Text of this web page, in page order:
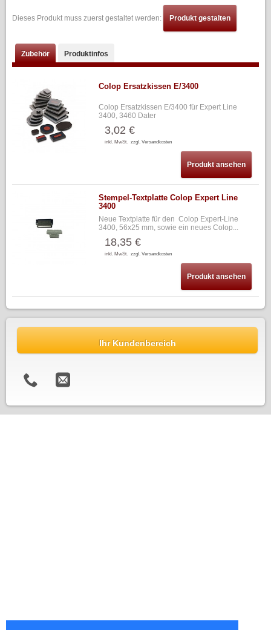
Dieses Produkt muss zuerst gestaltet werden: Produkt gestalten
Zubehör Produktinfos
Colop Ersatzkissen E/3400
Colop Ersatzkissen E/3400 für Expert Line
3400, 3460 Dater
3,02 €
inkl. MwSt. zzgl. Versandkosten
Produkt ansehen
Stempel-Textplatte Colop Expert Line
3400
Neue Textplatte für den Colop Expert-Line
3400, 56x25 mm, sowie ein neues Colop...
18,35 €
inkl. MwSt. zzgl. Versandkosten
Produkt ansehen
Ihr Kundenbereich